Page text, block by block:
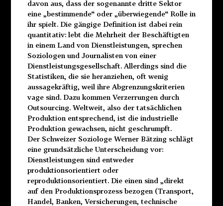
davon aus, dass der sogenannte dritte Sektor
eine „bestimmende“ oder „überwiegende“ Rolle in
ihr spielt. Die gängige Definition ist dabei rein
quantitativ: lebt die Mehrheit der Beschäftigten
in einem Land von Dienstleistungen, sprechen
Soziologen und Journalisten von einer
Dienstleistungsgesellschaft. Allerdings sind die
Statistiken, die sie heranziehen, oft wenig
aussagekräftig, weil ihre Abgrenzungskriterien
vage sind. Dazu kommen Verzerrungen durch
Outsourcing. Weltweit, also der tatsächlichen
Produktion entsprechend, ist die industrielle
Produktion gewachsen, nicht geschrumpft.
Der Schweizer Soziologe Werner Bätzing schlägt
eine grundsätzliche Unterscheidung vor:
Dienstleistungen sind entweder
produktionsorientiert oder
reproduktionsorientiert. Die einen sind „direkt
auf den Produktionsprozess bezogen (Transport,
Handel, Banken, Versicherungen, technische